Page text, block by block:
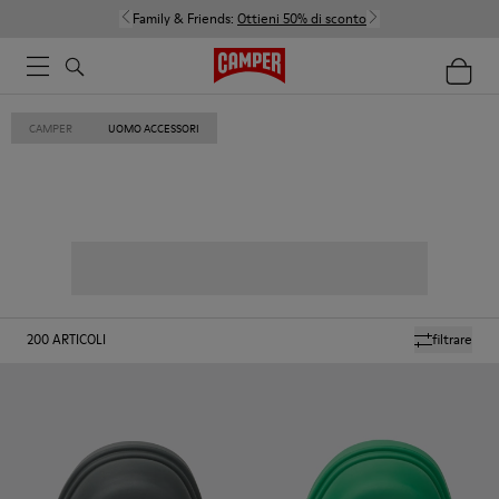
Family & Friends: Ottieni 50% di sconto
CAMPER UOMO ACCESSORI
filtrare
200ARTICOLI